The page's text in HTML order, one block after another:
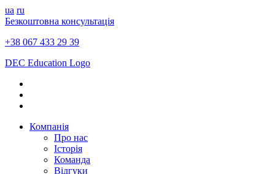
ua ru
Безкоштовна консультація
+38 067 433 29 39
DEC Education Logo
Компанія
Про нас
Історія
Команда
Відгуки